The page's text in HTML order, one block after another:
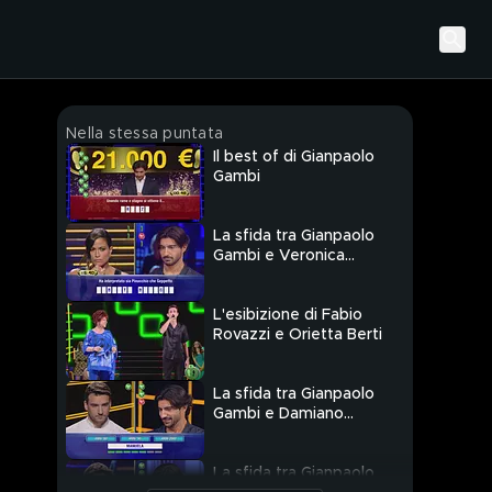
Nella stessa puntata
Il best of di Gianpaolo
Gambi
La sfida tra Gianpaolo
Gambi e Veronica
L'esibizione di Fabio
Rovazzi e Orietta Berti
La sfida tra Gianpaolo
Gambi e Damiano
La sfida tra Gianpaolo